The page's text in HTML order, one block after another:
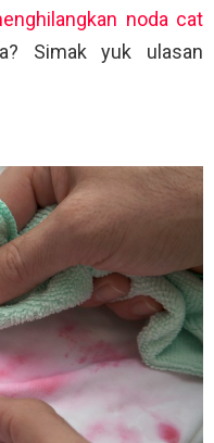
noda cat
Simak yuk ulasan